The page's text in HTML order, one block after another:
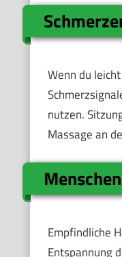
Wenn du
nutzen.
Massage an
Empfindliche
Entspannung